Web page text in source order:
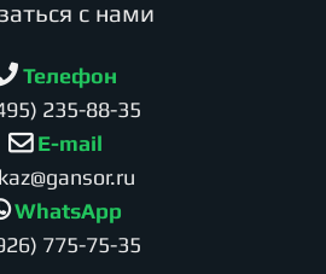
с нами
Телефон
235-88-35
E-mail
WhatsApp
775-75-35